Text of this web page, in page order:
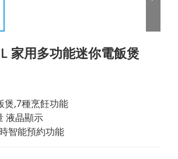
家用多功能迷你電飯煲
煲,7種烹飪功能
液晶顯示
智能預約功能